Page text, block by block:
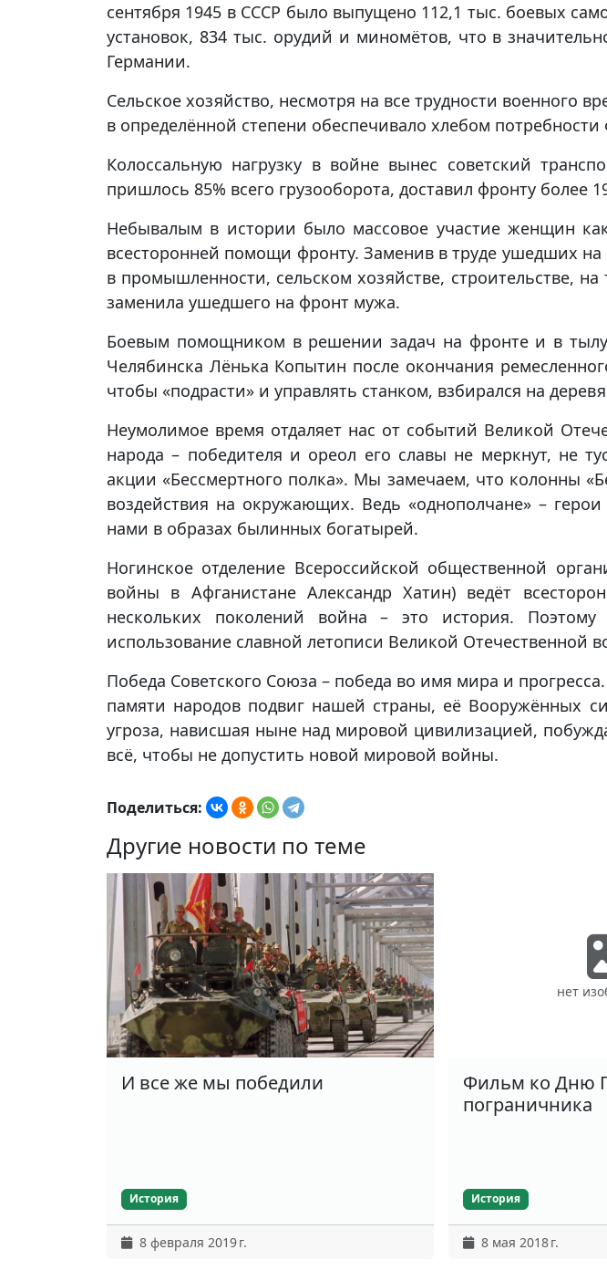
сентября 1945 в СССР было выпущено 112,1 тыс. боевых
установок, 834 тыс. орудий и миномётов, что в
Германии.
Сельское хозяйство, несмотря на все трудности военного
в определённой степени обеспечивало хлебом
Колоссальную нагрузку в войне вынес советский
пришлось 85% всего грузооборота, доставил фронту более
Небывалым в истории было массовое участие женщин
всесторонней помощи фронту. Заменив в труде ушедших
в промышленности, сельском хозяйстве, строительстве,
заменила ушедшего на фронт мужа.
Боевым помощником в решении задач на фронте и в
Челябинска Лёнька Копытин после окончания
чтобы «подрасти» и управлять станком, взбирался на
Неумолимое время отдаляет нас от событий Великой
народа – победителя и ореол его славы не меркнут, не
акции «Бессмертного полка». Мы замечаем, что колонны
воздействия на окружающих. Ведь «однополчане» –
нами в образах былинных богатырей.
Ногинское отделение Всероссийской общественной
войны в Афганистане Александр Хатин) ведёт
нескольких поколений война – это история. Поэтому
использование славной летописи Великой Отечественной
Победа Советского Союза – победа во имя мира и
памяти народов подвиг нашей страны, её Вооружённых
угроза, нависшая ныне над мировой цивилизацией,
всё, чтобы не допустить новой мировой войны.
Поделиться:
Другие новости по теме
И все же мы победили
История
8 февраля 2019 г.
нет
Фильм ко Дню
пограничника
История
8 мая 2018 г.